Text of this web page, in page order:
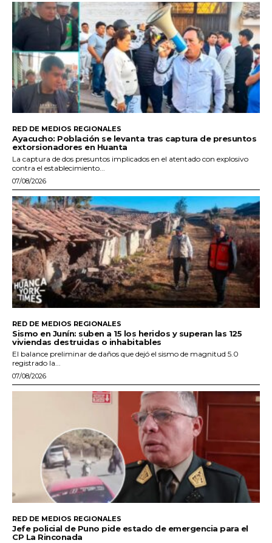
RED DE MEDIOS REGIONALES
Ayacucho: Población se levanta tras captura de presuntos
extorsionadores en Huanta
La captura de dos presuntos implicados en el atentado con explosivo
contra el establecimiento...
07/08/2026
RED DE MEDIOS REGIONALES
Sismo en Junín: suben a 15 los heridos y superan las 125
viviendas destruidas o inhabitables
El balance preliminar de daños que dejó el sismo de magnitud 5.0
registrado la...
07/08/2026
RED DE MEDIOS REGIONALES
Jefe policial de Puno pide estado de emergencia para el
CP La Rinconada